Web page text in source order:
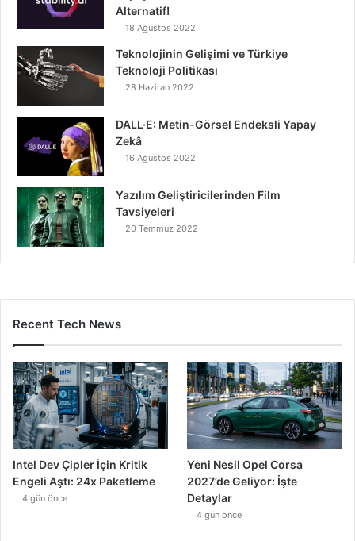
Alternatif!
18 Ağustos 2022
Teknolojinin Gelişimi ve Türkiye
Teknoloji Politikası
28 Haziran 2022
DALL·E: Metin-Görsel Endeksli Yapay
Zekâ
16 Ağustos 2022
Yazılım Geliştiricilerinden Film
Tavsiyeleri
20 Temmuz 2022
Recent Tech News
Intel Dev Çipler İçin Kritik
Engeli Aştı: 24x Paketleme
4 gün önce
Yeni Nesil Opel Corsa
2027’de Geliyor: İşte
Detaylar
4 gün önce